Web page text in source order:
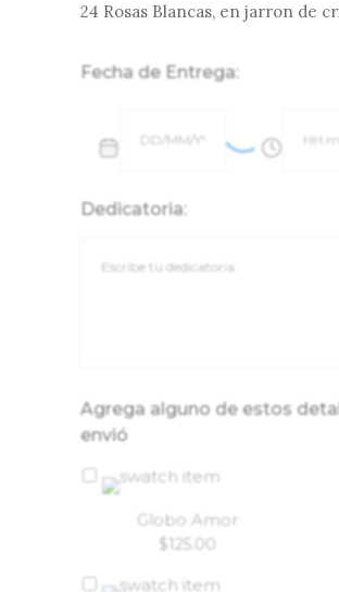
24 Rosas Blancas, en jarron de
Fecha de Entrega:
Dedicatoria:
Agrega alguno de estos
envió
Globo Amor
$ 125.00